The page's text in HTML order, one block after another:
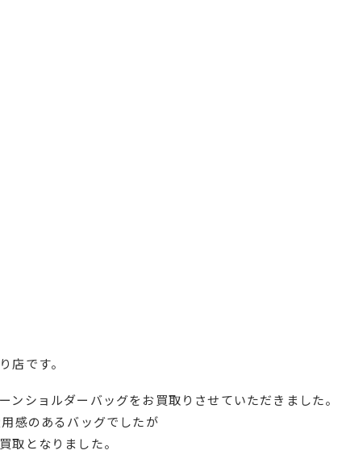
店です。
ンショルダーバッグをお買取りさせていただきました。
感のあるバッグでしたが
取となりました。